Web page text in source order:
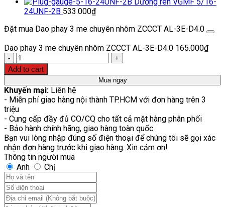
24UNF-2B 533.000₫
Đặt mua Dao phay 3 me chuyên nhôm ZCCCT AL-3E-D4.0
Dao phay 3 me chuyên nhôm ZCCCT AL-3E-D4.0 165.000₫
Quantity
Add to cart
Mua ngay
Khuyến mại: Liên hệ
- Miễn phí giao hàng nội thành TP.HCM với đơn hàng trên 3
triệu
- Cung cấp đầy đủ CO/CQ cho tất cả mặt hàng phân phối
- Bảo hành chính hãng, giao hàng toàn quốc
Bạn vui lòng nhập đúng số điện thoại để chúng tôi sẽ gọi xác
nhận đơn hàng trước khi giao hàng. Xin cảm ơn!
Thông tin người mua
Anh
Chị